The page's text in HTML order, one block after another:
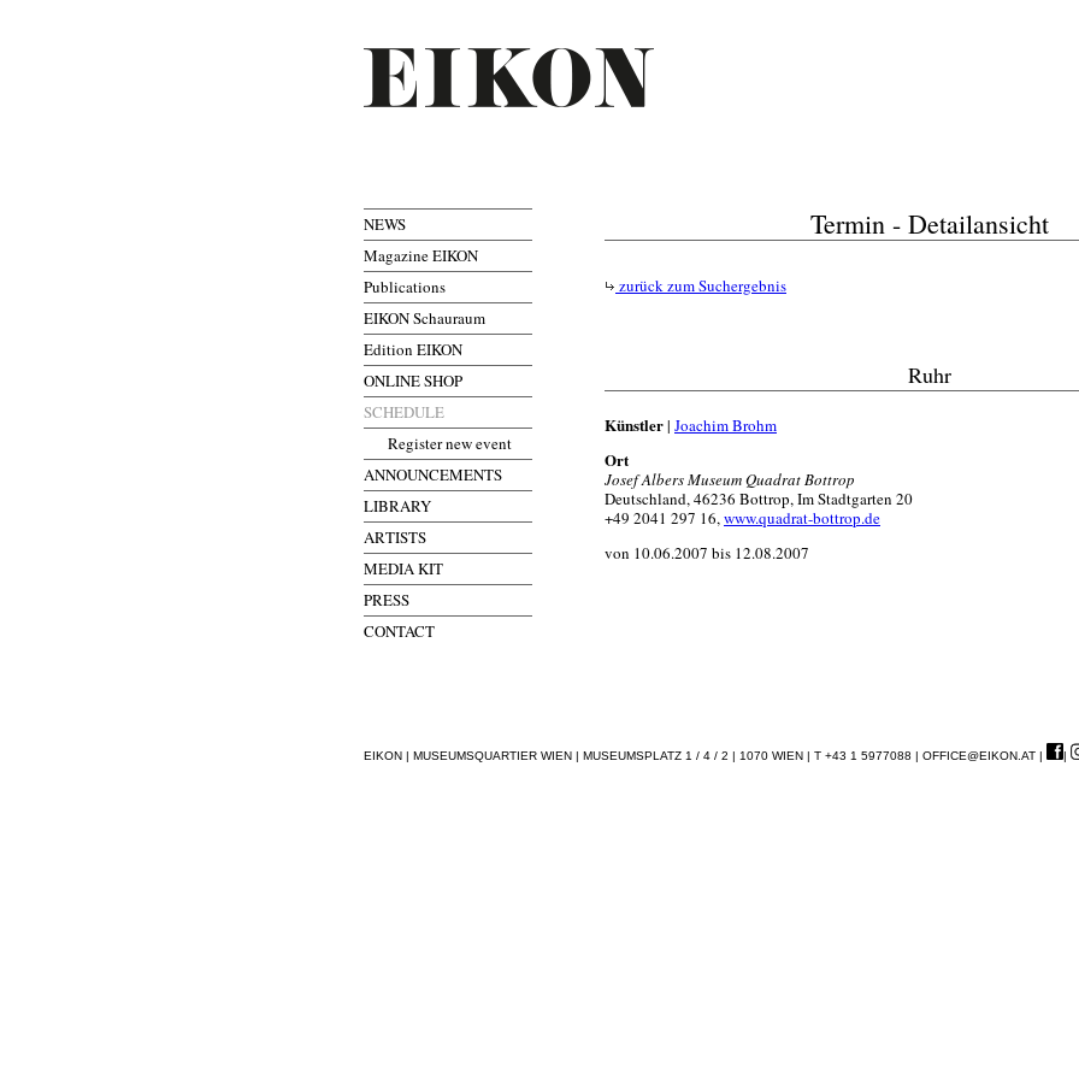
NEWS
Magazine EIKON
Publications
EIKON Schauraum
Edition EIKON
ONLINE SHOP
SCHEDULE
Register new event
ANNOUNCEMENTS
LIBRARY
ARTISTS
MEDIA KIT
PRESS
CONTACT
Termin - Detailansicht
zurück zum Suchergebnis
Ruhr
Künstler| Joachim Brohm
Ort
Josef Albers Museum Quadrat Bottrop
Deutschland, 46236 Bottrop, Im Stadtgarten 20
+49 2041 297 16,www.quadrat-bottrop.de
von 10.06.2007 bis 12.08.2007
EIKON | MUSEUMSQUARTIER WIEN | MUSEUMSPLATZ 1 / 4 / 2 | 1070 WIEN | T +43 1 5977088 | OFFICE@EIKON.AT | |